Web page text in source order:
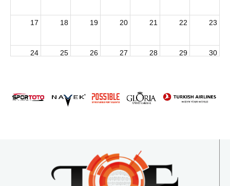
17 18 19 20 21 22 23
24 25 26 27 28 29 30